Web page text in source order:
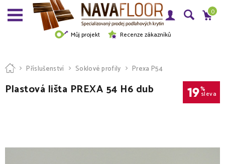
Můj projekt Recenze zákazníků
0
Příslušenství Soklové profily Prexa P54
Plastová lišta PREXA 54 H6 dub 19%
sleva